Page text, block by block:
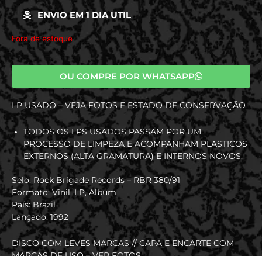
ENVIO EM 1 DIA UTIL
Fora de estoque
OU COMPRE POR WHATSAPP
LP USADO – VEJA FOTOS E ESTADO DE CONSERVAÇÃO
TODOS OS LPS USADOS PASSAM POR UM
PROCESSO DE LIMPEZA E ACOMPANHAM PLASTICOS
EXTERNOS (ALTA GRAMATURA) E INTERNOS NOVOS.
Selo: Rock Brigade Records – RBR 380/91
Formato: Vinil, LP, Album
País: Brazil
Lançado: 1992
DISCO COM LEVES MARCAS // CAPA E ENCARTE COM